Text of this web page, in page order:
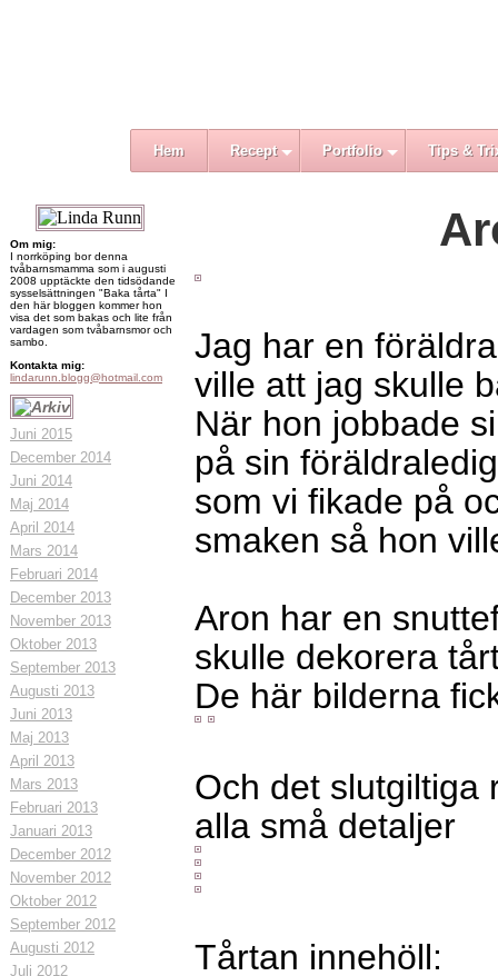
Hem Recept Portfolio Tips &
Om mig:
I norrköping bor denna
tvåbarnsmamma som i augusti
2008 upptäckte den tidsödande
sysselsättningen "Baka tårta" I
den här bloggen kommer hon
visa det som bakas och lite från
vardagen som tvåbarnsmor och
sambo.
Kontakta mig:
lindarunn.blogg@hotmail.com
Juni 2015
December 2014
Juni 2014
Maj 2014
April 2014
Mars 2014
Februari 2014
December 2013
November 2013
Oktober 2013
September 2013
Augusti 2013
Juni 2013
Maj 2013
April 2013
Mars 2013
Februari 2013
Januari 2013
December 2012
November 2012
Oktober 2012
September 2012
Augusti 2012
Juli 2012
Jag har en
ville att jag skulle
När hon jobbade
på sin
som vi fikade på
smaken så hon
Aron har en
skulle dekorera
De här bilderna
Och det slutgiltiga
alla små detaljer
Tårtan innehöll: